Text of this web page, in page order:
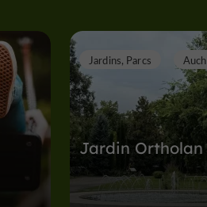
Jardin Ortholan
Jardins, Parcs Auch